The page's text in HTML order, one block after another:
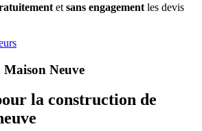
et sans engagement les devis
Neuve
la construction de